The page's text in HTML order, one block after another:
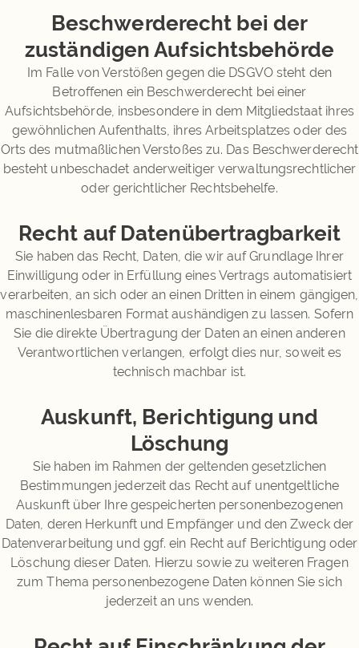
Beschwerde­recht bei der
zuständigen Aufsichts­behörde
Im Falle von Verstößen gegen die DSGVO steht den
Betroffenen ein Beschwerderecht bei einer
Aufsichtsbehörde, insbesondere in dem Mitgliedstaat ihres
gewöhnlichen Aufenthalts, ihres Arbeitsplatzes oder des
Orts des mutmaßlichen Verstoßes zu. Das Beschwerderecht
besteht unbeschadet anderweitiger verwaltungsrechtlicher
oder gerichtlicher Rechtsbehelfe.
Recht auf Daten­übertrag­barkeit
Sie haben das Recht, Daten, die wir auf Grundlage Ihrer
Einwilligung oder in Erfüllung eines Vertrags automatisiert
verarbeiten, an sich oder an einen Dritten in einem gängigen,
maschinenlesbaren Format aushändigen zu lassen. Sofern
Sie die direkte Übertragung der Daten an einen anderen
Verantwortlichen verlangen, erfolgt dies nur, soweit es
technisch machbar ist.
Auskunft, Berichtigung und
Löschung
Sie haben im Rahmen der geltenden gesetzlichen
Bestimmungen jederzeit das Recht auf unentgeltliche
Auskunft über Ihre gespeicherten personenbezogenen
Daten, deren Herkunft und Empfänger und den Zweck der
Datenverarbeitung und ggf. ein Recht auf Berichtigung oder
Löschung dieser Daten. Hierzu sowie zu weiteren Fragen
zum Thema personenbezogene Daten können Sie sich
jederzeit an uns wenden.